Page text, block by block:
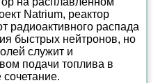
Natrium, реактор
радиоактивного распада
быстрых нейтронов, но
служит и
подачи топлива в